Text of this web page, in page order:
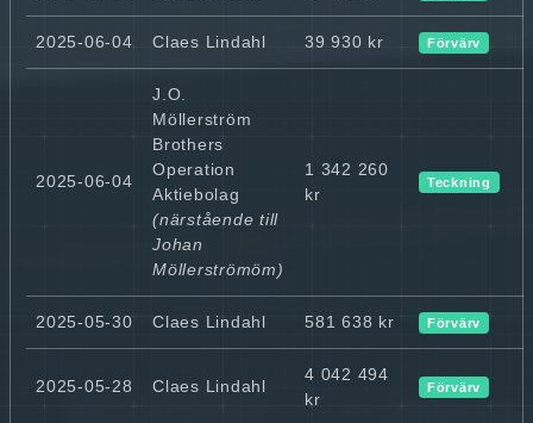
2025-06-04 Claes Lindahl 39 930 kr Förvärv
2025-06-04
J.O.
Möllerström
Brothers
Operation
Aktiebolag
(närstående till
Johan
Möllerströmöm)
1 342 260
kr
Teckning
2025-05-30 Claes Lindahl 581 638 kr Förvärv
2025-05-28 Claes Lindahl
4 042 494
kr
Förvärv